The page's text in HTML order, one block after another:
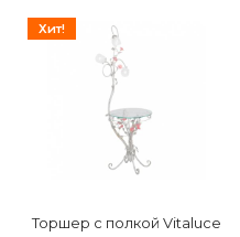
Хит!
Торшер с полкой Vitaluce